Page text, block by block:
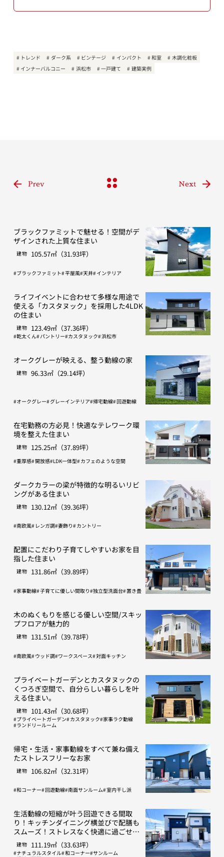
トレンド ダーク系 ビンテージ インパクト 和室
木調化粧板
インナーバルコニー
浜松市 一戸建て 建築実例
Prev Next
ブラックファミットで魅せる！空間がデ
ザインされた上質な住まい
建物 105.57㎡（31.93坪）
ブラックファミット 平屋風 天井 インテリア
ライフイベントに合わせて多様な用途で
使える「カスタヌック」を採用した4LDK
の住まい
建物 123.49㎡（37.36坪）
乾太くん パントリー カスタヌック 浜松市
オークグレーが映える、整う動線の家
建物 96.33㎡（29.14坪）
オークグレー グレーインテリア 帰宅動線 回遊動線
在宅勤務の方必見！快適なテレワーク環
境を整えた住まい
建物 125.25㎡（37.89坪）
重厚感 開放感 LDK一体型 カフェのような空間
ダークカラーの梁が特徴的な明るいリビ
ングがある住まい
建物 130.12㎡（39.36坪）
南欧風 レンガ調 妻飾り カントリー
配置にこだわり子育てしやすいお家を目
指した住まい
建物 131.86㎡（39.89坪）
家事動線 子育てに優しい間取り 独立型洗面台 置き畳
木のぬくもりを感じる優しい空間/スキッ
プフロアが魅力的
建物 131.51㎡（39.78坪）
南欧風 ウッド調 ワークスペース 対面キッチン
プライベートガーデンとカスタヌックの
くつろぎ空間で、自分らしい暮らしを叶
える住まい。
建物 101.43㎡（30.68坪）
プライベートガーデン カスタヌック 家事ラク動線
ランドリールーム
帰宅・生活・家事動線をすべて兼ね備え
たストレスフリーなお家
建物 106.82㎡（32.31坪）
和コーナー 回遊動線 南面サンルーム 室内干し派
生活動線の短縮が叶う回遊できる間取
り！キッチンダイニング横並びで配膳も
スムーズ！ストレスなく快適に過ごせる
お家
建物 111.19㎡（33.63坪）
ナチュラルスタイル 和コーナー サンルーム